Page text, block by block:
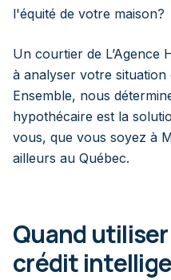
l'équité de votre maison?
Un courtier de L’Agence
à analyser votre situation
Ensemble, nous
hypothécaire est la
vous, que vous soyez à
ailleurs au Québec.
Quand
crédit